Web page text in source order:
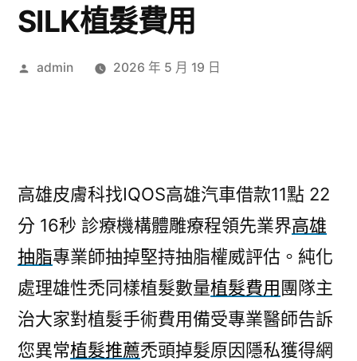
SILK植髮費用
作
admin 2026 年 5 月 19 日
高雄皮膚科找IQOS高雄汽車借款11點 22
分 16秒 診療機構體雕療程領先業界高雄
抽脂專業師抽掉堅持抽脂權威評估。純化
處理雄性禿同樣植髮數量植髮費用團隊主
治大家對植髮手術費用備受專業醫師告訴
您異常植髮推薦禿頭掉髮原因隱私獲得網